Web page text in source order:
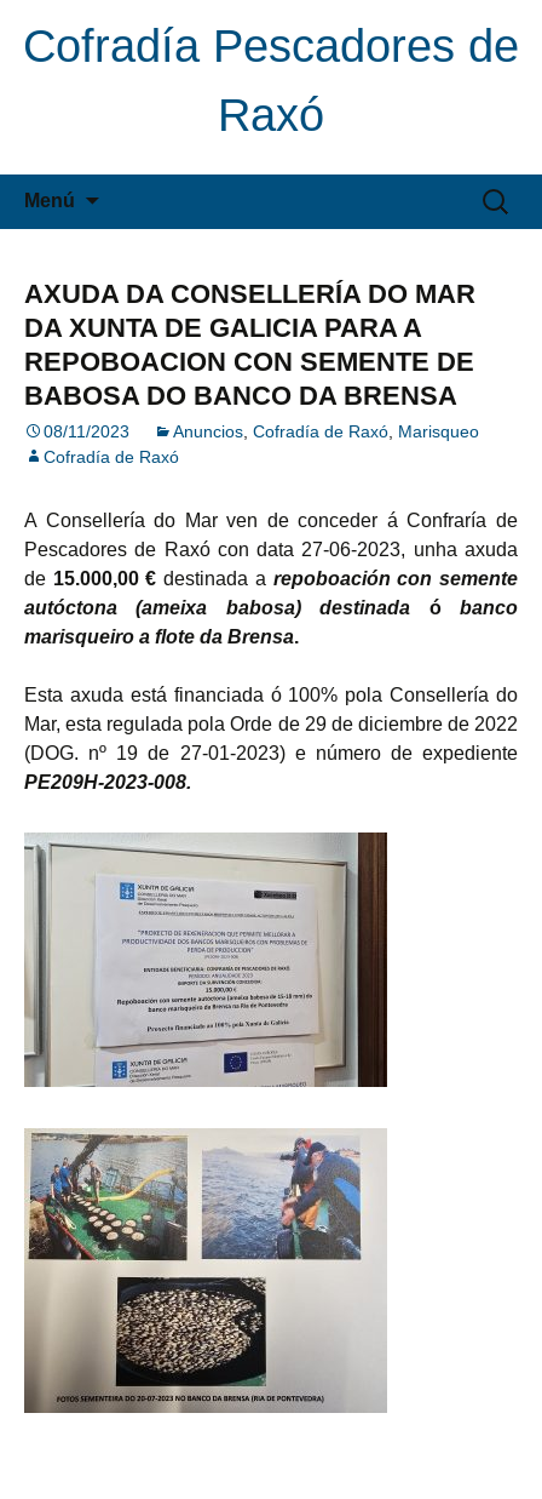
Cofradía Pescadores de
Raxó
Menú
Buscar:
AXUDA DA CONSELLERÍA DO MAR
DA XUNTA DE GALICIA PARA A
REPOBOACION CON SEMENTE DE
BABOSA DO BANCO DA BRENSA
08/11/2023 Anuncios Cofradía de Raxó Marisqueo
Cofradía de Raxó
A Consellería do Mar ven de conceder á Confraría de
Pescadores de Raxó con data 27-06-2023, unha axuda
de 15.000,00 € destinada a repoboación con semente
autóctona (ameixa babosa) destinada óbanco
marisqueiro a flote da Brensa.
Esta axuda está financiada ó 100% pola Consellería do
Mar, esta regulada pola Orde de 29 de diciembre de 2022
(DOG. nº 19 de 27-01-2023) e número de expediente
PE209H-2023-008.